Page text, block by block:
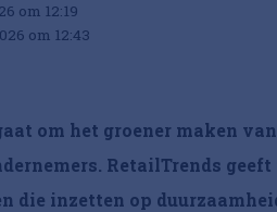
om 12:19
om 12:43
om het groener maken
RetailTrends
die inzetten op